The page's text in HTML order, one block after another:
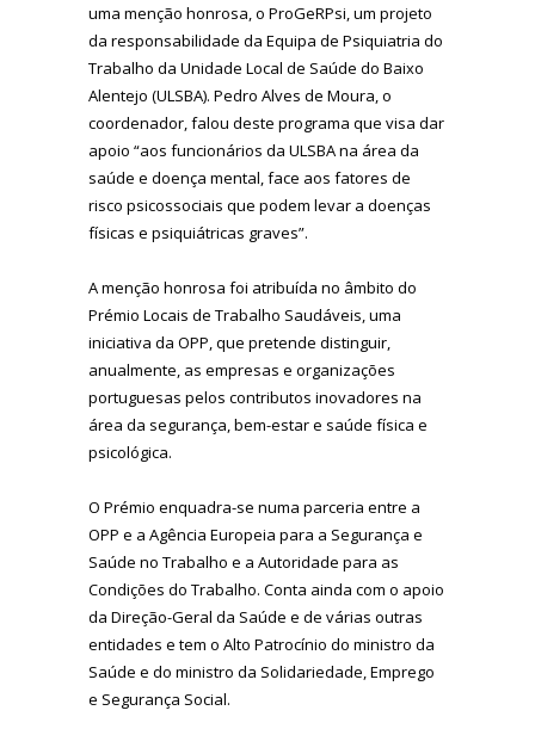
uma menção honrosa, o ProGeRPsi, um projeto
da responsabilidade da Equipa de Psiquiatria do
Trabalho da Unidade Local de Saúde do Baixo
Alentejo (ULSBA). Pedro Alves de Moura, o
coordenador, falou deste programa que visa dar
apoio “aos funcionários da ULSBA na área da
saúde e doença mental, face aos fatores de
risco psicossociais que podem levar a doenças
físicas e psiquiátricas graves”.
A menção honrosa foi atribuída no âmbito do
Prémio Locais de Trabalho Saudáveis, uma
iniciativa da OPP, que pretende distinguir,
anualmente, as empresas e organizações
portuguesas pelos contributos inovadores na
área da segurança, bem-estar e saúde física e
psicológica.
O Prémio enquadra-se numa parceria entre a
OPP e a Agência Europeia para a Segurança e
Saúde no Trabalho e a Autoridade para as
Condições do Trabalho. Conta ainda com o apoio
da Direção-Geral da Saúde e de várias outras
entidades e tem o Alto Patrocínio do ministro da
Saúde e do ministro da Solidariedade, Emprego
e Segurança Social.